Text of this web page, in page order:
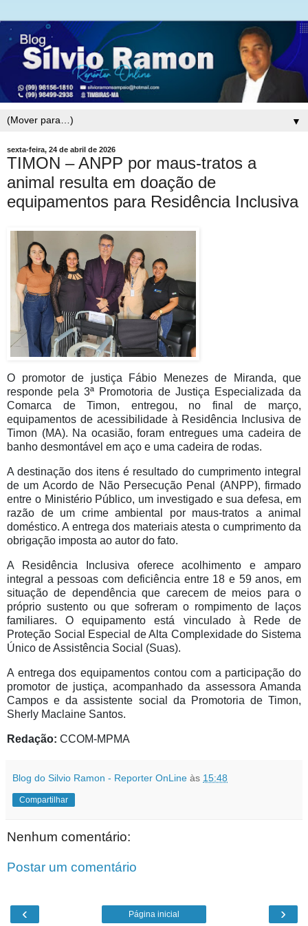
▼
sexta-feira, 24 de abril de 2026
TIMON – ANPP por maus-tratos a
animal resulta em doação de
equipamentos para Residência Inclusiva
O promotor de justiça Fábio Menezes de Miranda, que
responde pela 3ª Promotoria de Justiça Especializada da
Comarca de Timon, entregou, no final de março,
equipamentos de acessibilidade à Residência Inclusiva de
Timon (MA). Na ocasião, foram entregues uma cadeira de
banho desmontável em aço e uma cadeira de rodas.
A destinação dos itens é resultado do cumprimento integral
de um Acordo de Não Persecução Penal (ANPP), firmado
entre o Ministério Público, um investigado e sua defesa, em
razão de um crime ambiental por maus-tratos a animal
doméstico. A entrega dos materiais atesta o cumprimento da
obrigação imposta ao autor do fato.
A Residência Inclusiva oferece acolhimento e amparo
integral a pessoas com deficiência entre 18 e 59 anos, em
situação de dependência que carecem de meios para o
próprio sustento ou que sofreram o rompimento de laços
familiares. O equipamento está vinculado à Rede de
Proteção Social Especial de Alta Complexidade do Sistema
Único de Assistência Social (Suas).
A entrega dos equipamentos contou com a participação do
promotor de justiça, acompanhado da assessora Amanda
Campos e da assistente social da Promotoria de Timon,
Sherly Maclaine Santos.
Redação: CCOM-MPMA
Blog do Silvio Ramon - Reporter OnLine às 15:48
Compartilhar
Nenhum comentário:
Postar um comentário
‹ ›
Página inicial